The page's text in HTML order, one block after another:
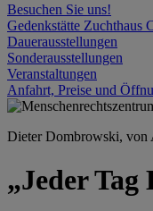
Besuchen Sie uns!
Gedenkstätte Zuchthaus
Dauerausstellungen
Sonderausstellungen
Veranstaltungen
Anfahrt, Preise und
Dieter Dombrowski, von
„Jeder